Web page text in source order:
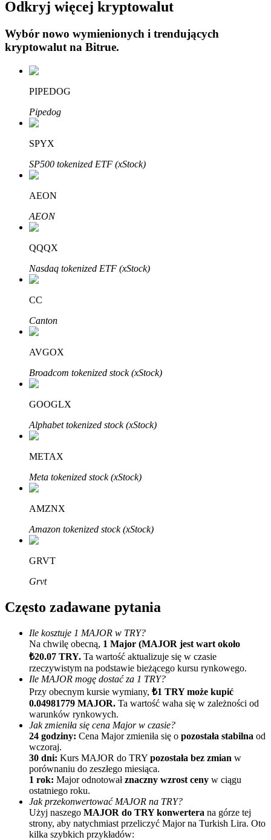
Automatyczna inwestycja
Zdobądź długoterminowy zysk i elastyczne zainteresowania
Naucz się stakingu
Dowiedz się, jak uzyskać dochód pasywny
Bitrue
AI
Bitruści Partnerzy
Polecaj
Zaproś przyjaciela, aby otrzymać nagrody pieniężne
BTC Welcome Rewards
BTC Welcome Rewards
Odkryj więcej kryptowalut
Wybór nowo wymienionych i trendujących
kryptowalut na Bitrue.
PIPEDOG
Pipedog
SPYX
SP500 tokenized ETF (xStock)
AEON
AEON
QQQX
Nasdaq tokenized ETF (xStock)
CC
Canton
AVGOX
Broadcom tokenized stock (xStock)
GOOGLX
Alphabet tokenized stock (xStock)
METAX
Meta tokenized stock (xStock)
AMZNX
Amazon tokenized stock (xStock)
GRVT
Grvt
Często zadawane pytania
Ile kosztuje 1 MAJOR w TRY?
Na chwilę obecną, 1 Major (MAJOR jest wart około
₺20.07 TRY. Ta wartość aktualizuje się w czasie
rzeczywistym na podstawie bieżącego kursu rynkowego.
Ile MAJOR mogę dostać za 1 TRY?
Przy obecnym kursie wymiany, ₺1 TRY może kupić
0.04981779 MAJOR. Ta wartość waha się w zależności od
warunków rynkowych.
Jak zmieniła się cena Major w czasie?
24 godziny: Cena Major zmieniła się o pozostała stabilna od
wczoraj.
30 dni: Kurs MAJOR do TRY pozostała bez zmian w
porównaniu do zeszłego miesiąca.
1 rok: Major odnotowałznaczny wzrost ceny w ciągu
ostatniego roku.
Jak przekonwertować MAJOR na TRY?
Użyj naszego MAJOR do TRY konwertera na górze tej
strony, aby natychmiast przeliczyć Major na Turkish Lira. Oto
kilka szybkich przykładów: